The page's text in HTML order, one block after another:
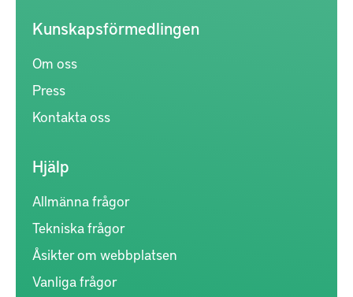
Kunskapsförmedlingen
Om oss
Press
Kontakta oss
Hjälp
Allmänna frågor
Tekniska frågor
Åsikter om webbplatsen
Vanliga frågor